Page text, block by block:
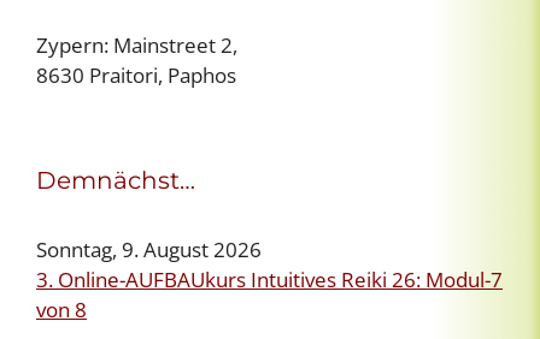
Zypern: Mainstreet 2,
8630 Praitori, Paphos
Demnächst…
Sonntag, 9. August 2026
3. Online-AUFBAUkurs Intuitives Reiki 26: Modul-7
von 8